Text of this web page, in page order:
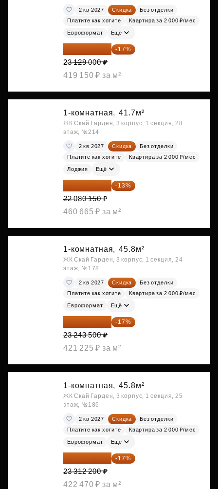
2 кв 2027 Скидка
Без отделки
Платите как хотите
Квартира за 2 000 ₽/мес
Евроформат Ещё
19 197 070 ₽ -17%
23 129 000 ₽
419 150 ₽ за м²
1-комнатная, 41.7м²
ЖК Скай Гарден, 3 корпус, 1 секция, 28
этаж, №214
2 кв 2027 Скидка
Без отделки
Платите как хотите
Квартира за 2 000 ₽/мес
Лоджия Ещё
19 209 731 ₽ -13%
22 080 150 ₽
460 665 ₽ за м²
1-комнатная, 45.8м²
ЖК Скай Гарден, 3 корпус, 1 секция, 24
этаж, №178
2 кв 2027 Скидка
Без отделки
Платите как хотите
Квартира за 2 000 ₽/мес
Евроформат Ещё
19 292 105 ₽ -17%
23 243 500 ₽
421 225 ₽ за м²
1-комнатная, 45.8м²
ЖК Скай Гарден, 3 корпус, 1 секция, 25
этаж, №186
2 кв 2027 Скидка
Без отделки
Платите как хотите
Квартира за 2 000 ₽/мес
Евроформат Ещё
19 349 126 ₽ -17%
23 312 200 ₽
422 470 ₽ за м²